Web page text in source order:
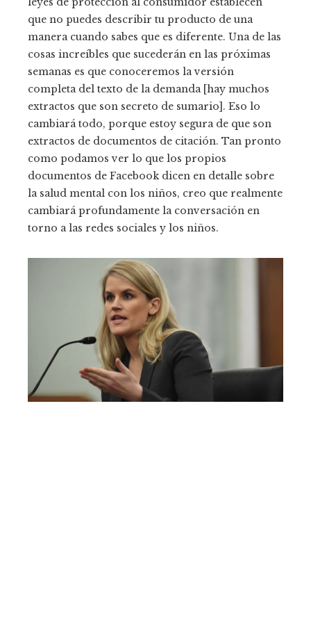
que no puedes describir tu producto de una
manera cuando sabes que es diferente. Una de las
cosas increíbles que sucederán en las próximas
semanas es que conoceremos la versión
completa del texto de la demanda [hay muchos
extractos que son secreto de sumario]. Eso lo
cambiará todo, porque estoy segura de que son
extractos de documentos de citación. Tan pronto
como podamos ver lo que los propios
documentos de Facebook dicen en detalle sobre
la salud mental con los niños, creo que realmente
cambiará profundamente la conversación en
torno a las redes sociales y los niños.